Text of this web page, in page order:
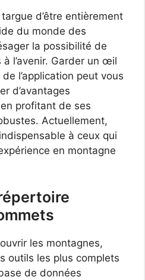
d’être entièrement
du monde des
la possibilité de
l’avenir. Garder un œil
l’application peut vous
d’avantages
profitant de ses
Actuellement,
à ceux qui
en montagne
les montagnes,
outils les plus complets
de données